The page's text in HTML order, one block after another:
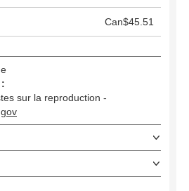
Can$45.51
sur la reproduction -